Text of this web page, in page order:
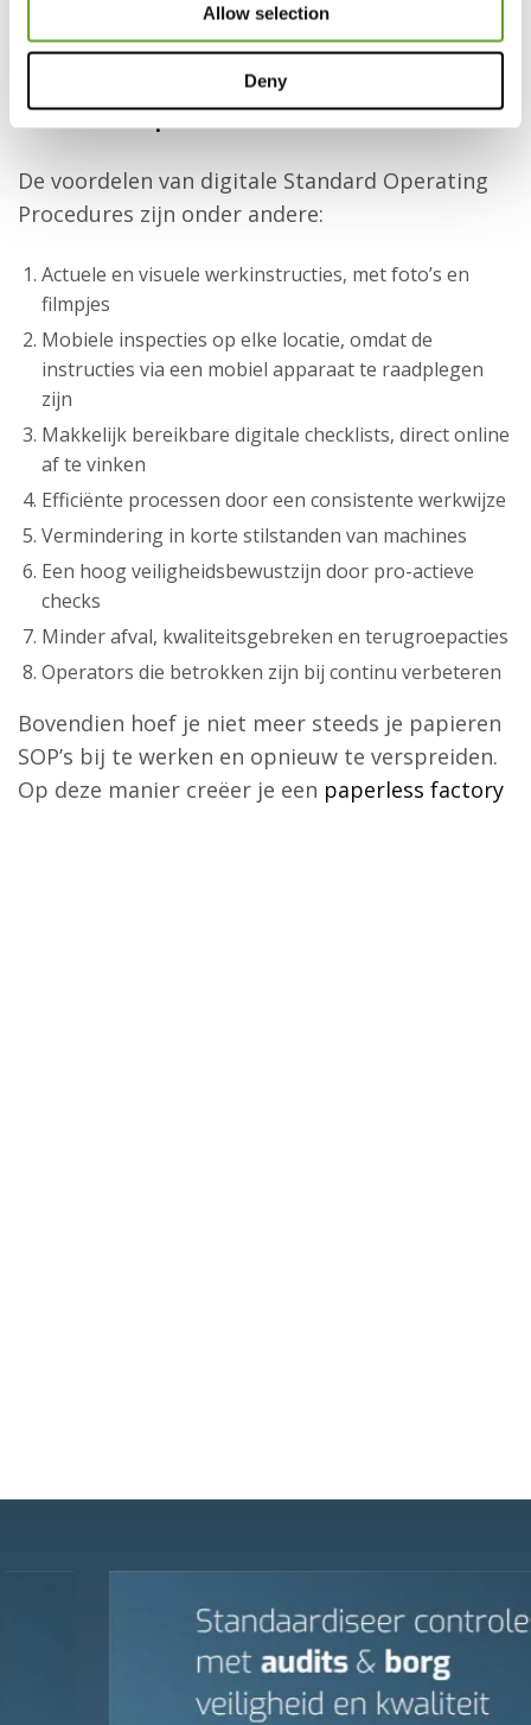
Allow selection
Deny
Procedures zijn ze continu up-to-date, heeft
iedereen dezelfde versie en heeft de operator
ze altijd bij de hand. Digitaliseren is eenvoudig
in hetEZ-GO platform.
De voordelen van digitale Standard Operating
Procedures zijn onder andere:
Actuele en visuele werkinstructies, met foto’s en
filmpjes
Mobiele inspecties op elke locatie, omdat de
instructies via een mobiel apparaat te raadplegen
zijn
Makkelijk bereikbare digitale checklists, direct online
af te vinken
Efficiënte processen door een consistente werkwijze
Vermindering in korte stilstanden van machines
Een hoog veiligheidsbewustzijn door pro-actieve
checks
Minder afval, kwaliteitsgebreken en terugroepacties
Operators die betrokken zijn bij continu verbeteren
Bovendien hoef je niet meer steeds je papieren
SOP’s bij te werken en opnieuw te verspreiden.
Op deze manier creëer je een paperless factory